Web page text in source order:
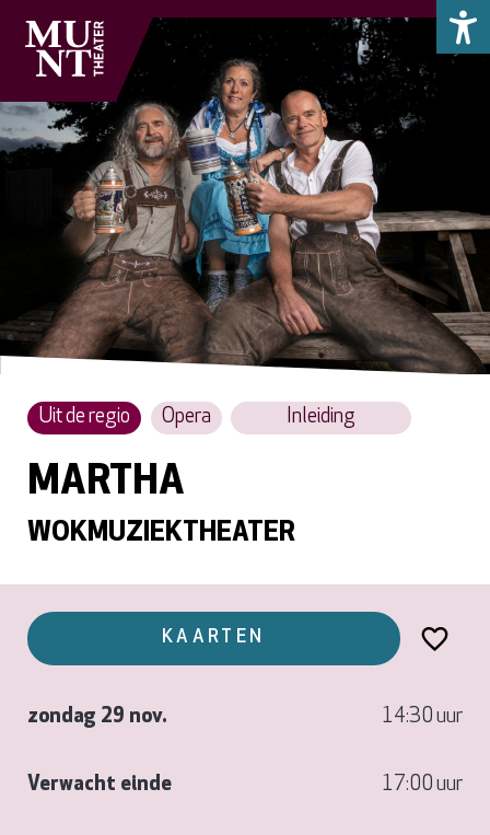
Uit de regio Opera Inleiding
MARTHA
WOKMUZIEKTHEATER
KAARTEN
zondag 29 nov. 14:30 uur
Verwacht einde 17:00 uur